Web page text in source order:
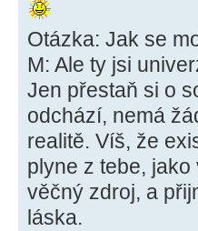
Otázka: Jak se
M: Ale ty jsi
Jen přestaň si o
odchází, nemá
realitě. Víš, že
plyne z tebe,
věčný zdroj, a
láska.